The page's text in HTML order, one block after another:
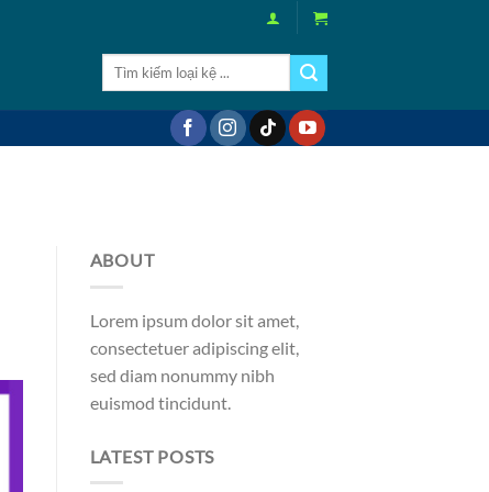
Tìm
ABOUT
Lorem ipsum dolor sit amet,
consectetuer adipiscing elit,
sed diam nonummy nibh
euismod tincidunt.
LATEST POSTS